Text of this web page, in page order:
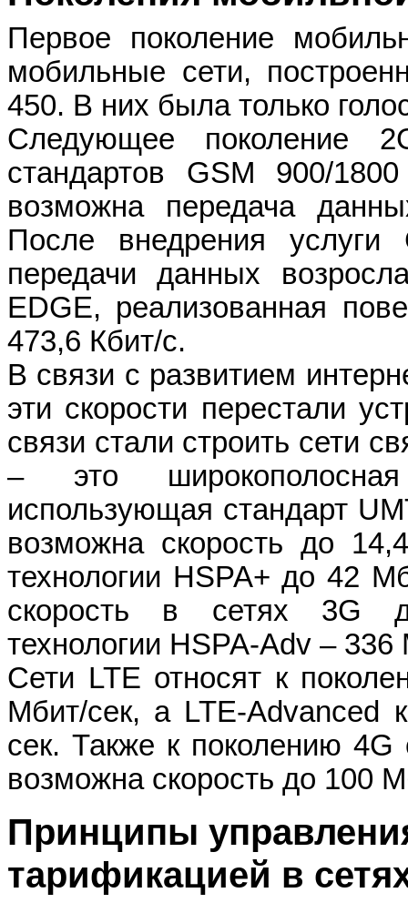
Первое поколение
мобильные сети,
450. В них была только
Следующее поколение 2
стандартов GSM 900/
возможна передача
После внедрения услуги
передачи данных
EDGE, реализованная
473,6 Кбит/с.
В связи с развитием
эти скорости перестали
связи стали строить сети
– это
использующая стандарт
возможна скорость до
технологии HSPA+ до 42
скорость в сетях 3G
технологии HSPA-Adv – 336
Сети LTE относят к
Мбит/сек, а LTE-Advanced
сек. Также к поколению 4G
возможна скорость до 100
Принципы
тарификацией в